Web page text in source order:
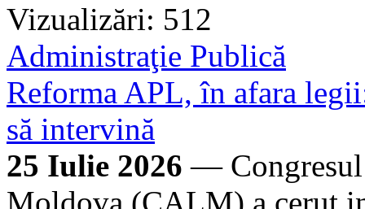
Vizualizări: 512
Administraţie Publică
Reforma APL, în afara
să intervină
25 Iulie 2026 —
Moldova (CALM) a cerut